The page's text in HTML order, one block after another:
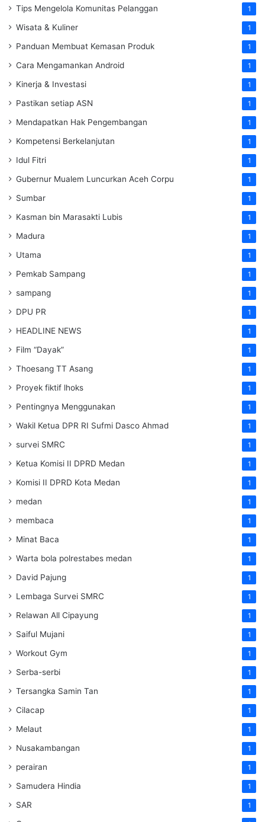
Tips Mengelola Komunitas Pelanggan 1
Wisata & Kuliner 1
Panduan Membuat Kemasan Produk 1
Cara Mengamankan Android 1
Kinerja & Investasi 1
Pastikan setiap ASN 1
Mendapatkan Hak Pengembangan 1
Kompetensi Berkelanjutan 1
Idul Fitri 1
Gubernur Mualem Luncurkan Aceh Corpu 1
Sumbar 1
Kasman bin Marasakti Lubis 1
Madura 1
Utama 1
Pemkab Sampang 1
sampang 1
DPU PR 1
HEADLINE NEWS 1
Film “Dayak” 1
Thoesang TT Asang 1
Proyek fiktif lhoks 1
Pentingnya Menggunakan 1
Wakil Ketua DPR RI Sufmi Dasco Ahmad 1
survei SMRC 1
Ketua Komisi II DPRD Medan 1
Komisi II DPRD Kota Medan 1
medan 1
membaca 1
Minat Baca 1
Warta bola polrestabes medan 1
David Pajung 1
Lembaga Survei SMRC 1
Relawan All Cipayung 1
Saiful Mujani 1
Workout Gym 1
Serba-serbi 1
Tersangka Samin Tan 1
Cilacap 1
Melaut 1
Nusakambangan 1
perairan 1
Samudera Hindia 1
SAR 1